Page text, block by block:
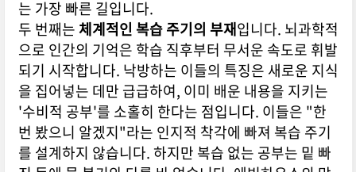
는 가장 빠른 길입니다.
두 번째는체계적인 복습 주기의 부재입니다. 뇌과학적
으로 인간의 기억은 학습 직후부터 무서운 속도로 휘발
되기 시작합니다. 낙방하는 이들의 특징은 새로운 지식
을 집어넣는 데만 급급하여, 이미 배운 내용을 지키는
'수비적 공부'를 소홀히 한다는 점입니다. 이들은 "한
번 봤으니 알겠지"라는 인지적 착각에 빠져 복습 주기
를 설계하지 않습니다. 하지만 복습 없는 공부는 밑 빠